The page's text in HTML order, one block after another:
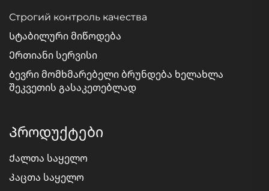
Строгий контроль качества
Სტაბილური მიწოდება
Ერთიანი სერვისი
Ბევრი მომხმარებელი ბრუნდება ხელახლა
შეკვეთის გასაკეთებლად
Პროდუქტები
Ქალთა საყელო
Კაცთა საყელო